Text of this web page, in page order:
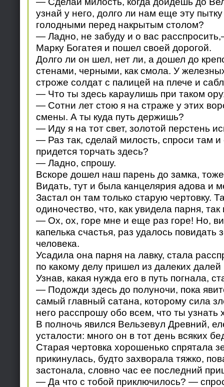
узнай у него, долго ли нам еще эту пытку
голодными перед накрытым столом?
— Ладно, не забуду и о вас
Марку Богатея и пошел своей дорогой.
Долго ли он шел, нет ли, а дошел до
стенами, черными, как смола. У
строже солдат с палицей на плече и
— Что ты здесь караулишь при таком
— Сотни лет стою я на страже у этих
смены. А ты куда путь держишь?
— Иду я на тот свет, золотой перстень
— Раз так, сделай милость, спроси там
придется торчать здесь?
— Ладно, спрошу.
Вскоре дошел наш парень до замка,
Видать, тут и была канцелярия адова и
Застал он там только старую чертовку.
одиночество, что, как увидела парня, так
— Ох, ох, горе мне и еще раз горе! Но,
капелька счастья, раз удалось повидать
человека.
Усадила она парня на лавку, стала
по какому делу пришел из далеких
Узнав, какая нужда его в путь погнала,
— Подожди здесь до полуночи, пока
самый главный сатана, которому сила
него расспрошу обо всем, что ты узнать
В полночь явился Вельзевул Древний,
усталости: много он в тот день всяких
Старая чертовка хорошенько спрятала
прикинулась, будто захворала тяжко,
застонала, словно час ее последний
— Да что с тобой приключилось? —